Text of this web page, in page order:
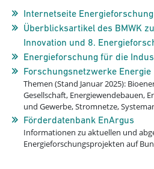
Internetseite Energieforschung
Überblicksartikel des BMWK
Innovation und 8.
Energieforschung für die
Forschungsnetzwerke Energie
Themen (Stand Januar 2025):
Gesellschaft, Energiewendebauen,
und Gewerbe, Stromnetze,
Förderdatenbank EnArgus
Informationen zu aktuellen und
Energieforschungsprojekten auf